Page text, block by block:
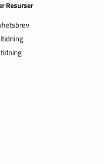
Resurser